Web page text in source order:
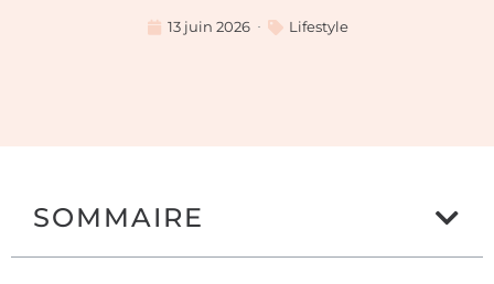
13 juin 2026 Lifestyle
SOMMAIRE